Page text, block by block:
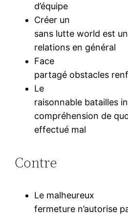
d’équipe
Créer un
sans lutte world est
relations en général
Face
partagé obstacles
Le
raisonnable batailles
compréhension de
effectué mal
Contre
Le malheureux
fermeture n’autorise